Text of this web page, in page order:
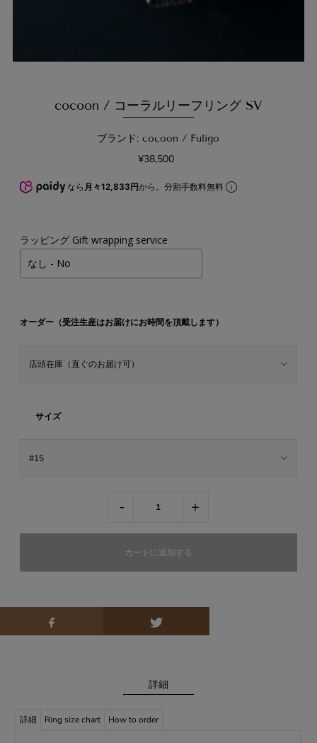
cocoon / コーラルリーフリング SV
ブランド: cocoon / Fuligo
¥38,500
なら 月々12,833円から。分割手数料無料
ラッピング Gift wrapping service
オーダー（受注生産はお届けにお時間を頂戴します）
サイズ
- +
詳細
詳細 Ring size chart How to order